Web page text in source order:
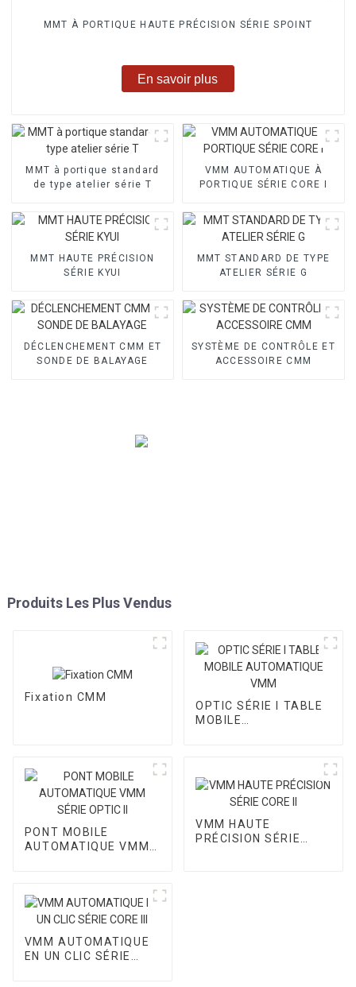
MMT À PORTIQUE HAUTE PRÉCISION SÉRIE SPOINT
En savoir plus
MMT à portique standard
de type atelier série T
VMM AUTOMATIQUE À
PORTIQUE SÉRIE CORE I
MMT HAUTE PRÉCISION
SÉRIE KYUI
MMT STANDARD DE TYPE
ATELIER SÉRIE G
DÉCLENCHEMENT CMM ET
SONDE DE BALAYAGE
SYSTÈME DE CONTRÔLE ET
ACCESSOIRE CMM
Produits Les Plus Vendus
Fixation CMM
OPTIC SÉRIE I TABLE
MOBILE
PONT MOBILE
AUTOMATIQUE VMM
VMM HAUTE
PRÉCISION SÉRIE
VMM AUTOMATIQUE
EN UN CLIC SÉRIE